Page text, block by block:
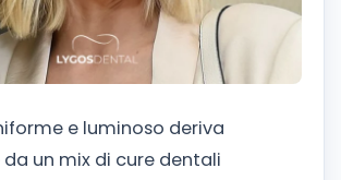
e luminoso deriva
un mix di cure dentali